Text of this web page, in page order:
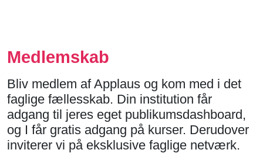
Medlemskab
Bliv medlem af Applaus og kom med i det
faglige fællesskab. Din institution får
adgang til jeres eget publikumsdashboard,
og I får gratis adgang på kurser. Derudover
inviterer vi på eksklusive faglige netværk.